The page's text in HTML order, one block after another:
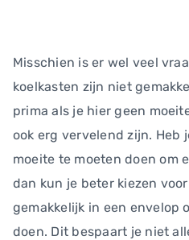
Misschien is er wel veel
koelkasten zijn niet
prima als je hier geen
ook erg vervelend zijn. Heb
moeite te moeten doen om
dan kun je beter kiezen
gemakkelijk in een envelop
doen. Dit bespaart je niet